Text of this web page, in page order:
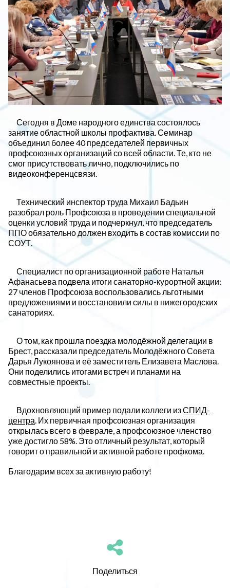
Сегодня в Доме народного единства состоялось
занятие областной школы профактива. Семинар
объединил более 40 председателей первичных
профсоюзных организаций со всей области. Те, кто не
смог присутствовать лично, подключились по
видеоконференцсвязи.
Технический инспектор труда Михаил Бадьин
разобрал роль Профсоюза в проведении специальной
оценки условий труда и подчеркнул, что председатель
ППО обязательно должен входить в состав комиссии по
СОУТ.
Специалист по организационной работе Наталья
Афанасьева подвела итоги санаторно-курортной акции:
27 членов Профсоюза воспользовались льготными
предложениями и восстановили силы в нижегородских
санаториях.
О том, как прошла поездка молодёжной делегации в
Брест, рассказали председатель Молодёжного Совета
Дарья Лукоянова и её заместитель Елизавета Маслова.
Они поделились итогами встреч и планами на
совместные проекты.
Вдохновляющий пример подали коллеги изСПИД-
центра. Их первичная профсоюзная организация
открылась всего в феврале, а профсоюзное членство
уже достигло 58%. Это отличный результат, который
говорит о правильной и активной работе профкома.
Благодарим всех за активную работу!
Поделиться